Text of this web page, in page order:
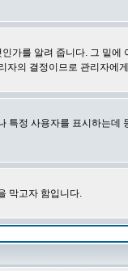
가를 알려 줍니다. 그 밑에
자의 결정이므로 관리자에
특정 사용자를 표시하는데
막고자 함입니다.